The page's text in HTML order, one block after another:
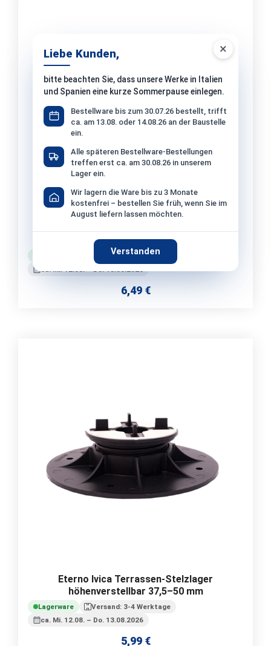
×
Liebe Kunden,
bitte beachten Sie, dass unsere Werke in Italien
und Spanien eine kurze Sommerpause einlegen.
Bestellware bis zum 30.07.26 bestellt, trifft
ca. am 13.08. oder 14.08.26 an der Baustelle
ein.
Alle späteren Bestellware-Bestellungen
treffen erst ca. am 30.08.26 in unserem
Lager ein.
Wir lagern die Ware bis zu 3 Monate
kostenfrei – bestellen Sie früh, wenn Sie im
August liefern lassen möchten.
Verstanden
höhenverstellbar 75–120 mm
Versand: 3-4 Werktage
Regulärer Preis:
6,49 €
Eterno Ivica Terrassen-Stelzlager
höhenverstellbar 37,5–50 mm
Lagerware
Versand: 3-4 Werktage
ca. Mi. 12.08. – Do. 13.08.2026
Regulärer Preis:
5,99 €